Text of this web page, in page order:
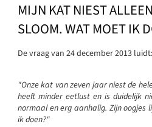
MIJN KAT NIEST
SLOOM. WAT MOET IK
De vraag van 24 december 2013 luidt:
"Onze kat van zeven jaar niest de
heeft minder eetlust en is duidelijk
normaal en erg aanhalig. Zijn oogjes
ik doen?"